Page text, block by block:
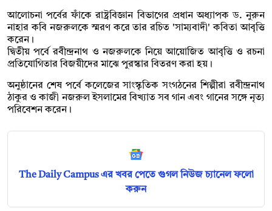
আলোচনা পর্বের ফাঁকে রাষ্ট্রবিজ্ঞান বিভাগের প্রধান অধ্যাপক ড. নুরুন
নাহার কবি নজরুলকে স্মরণ করে তার রচিত 'সাম্যবাদী' কবিতা আবৃত্তি
করেন।
দ্বিতীয় পর্বে রবীন্দ্রনাথ ও নজরুলকে নিয়ে আয়োজিত আবৃত্তি ও রচনা
প্রতিযোগিতার বিজয়ীদের মাঝে পুরস্কার বিতরণ করা হয়।
অনুষ্ঠানের শেষ পর্বে কলেজের সাংস্কৃতিক সংগঠনের শিল্পীরা রবীন্দ্রনাথ
ঠাকুর ও কাজী নজরুল ইসলামের বিখ্যাত সব গান এবং গানের সঙ্গে নৃত্য
পরিবেশন করেন।
The Daily Campus এর খবর পেতে গুগল নিউজ চ্যানেল ফলো
করুন